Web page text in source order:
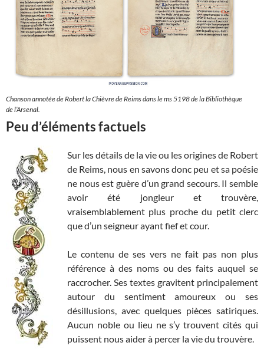
Chanson annotée de Robert la Chièvre de Reims dans le ms 5198 de la Bibliothèque
de l’Arsenal.
Peu d’éléments factuels
Sur les détails de la vie ou les origines de Robert
de Reims, nous en savons donc peu et sa poésie
ne nous est guère d’un grand secours. Il semble
avoir été jongleur et trouvère,
vraisemblablement plus proche du petit clerc
que d’un seigneur ayant fief et cour.
Le contenu de ses vers ne fait pas non plus
référence à des noms ou des faits auquel se
raccrocher. Ses textes gravitent principalement
autour du sentiment amoureux ou ses
désillusions, avec quelques pièces satiriques.
Aucun noble ou lieu ne s’y trouvent cités qui
puissent nous aider à percer la vie du trouvère.